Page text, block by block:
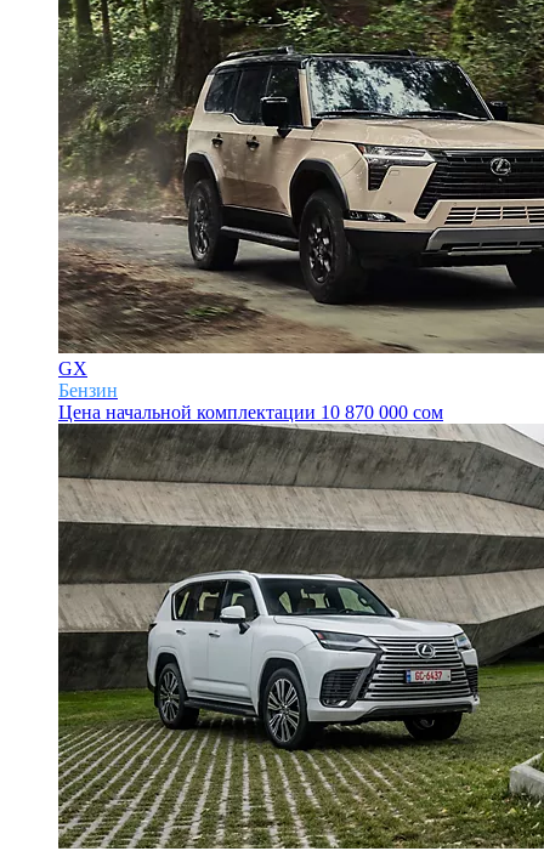
GX
Бензин
Цена начальной комплектации 10 870 000 сом